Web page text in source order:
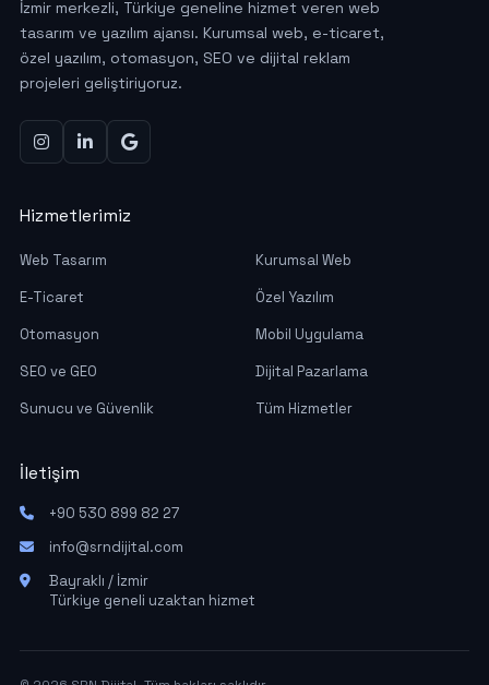
İzmir merkezli, Türkiye geneline hizmet veren web
tasarım ve yazılım ajansı. Kurumsal web, e-ticaret,
özel yazılım, otomasyon, SEO ve dijital reklam
projeleri geliştiriyoruz.
Hizmetlerimiz
Web Tasarım
Kurumsal Web
E-Ticaret
Özel Yazılım
Otomasyon
Mobil Uygulama
SEO ve GEO
Dijital Pazarlama
Sunucu ve Güvenlik
Tüm Hizmetler
İletişim
+90 530 899 82 27
info@srndijital.com
Bayraklı / İzmir
Türkiye geneli uzaktan hizmet